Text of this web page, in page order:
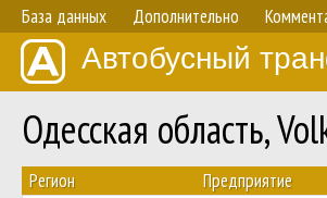
База данных Дополнительно
Автобусный
Одесская область,
Регион Предприятие